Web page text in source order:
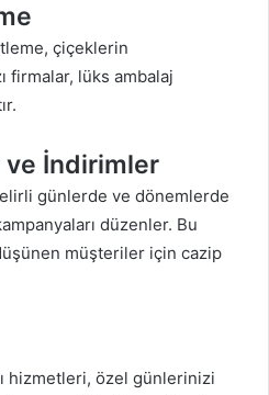
çiçeklerin
firmalar, lüks ambalaj
ve İndirimler
günlerde ve dönemlerde
düzenler. Bu
müşteriler için cazip
hizmetleri, özel günlerinizi